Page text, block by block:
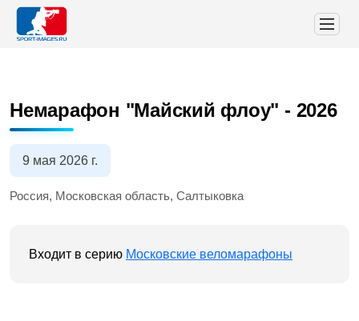
Немарафон "Майский флоу" - 2026
9 мая 2026 г.
Россия, Московская область, Салтыковка
Входит в серию Московские веломарафоны